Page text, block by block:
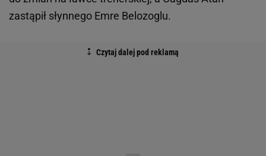
zastąpił słynnego Emre Belozoglu.